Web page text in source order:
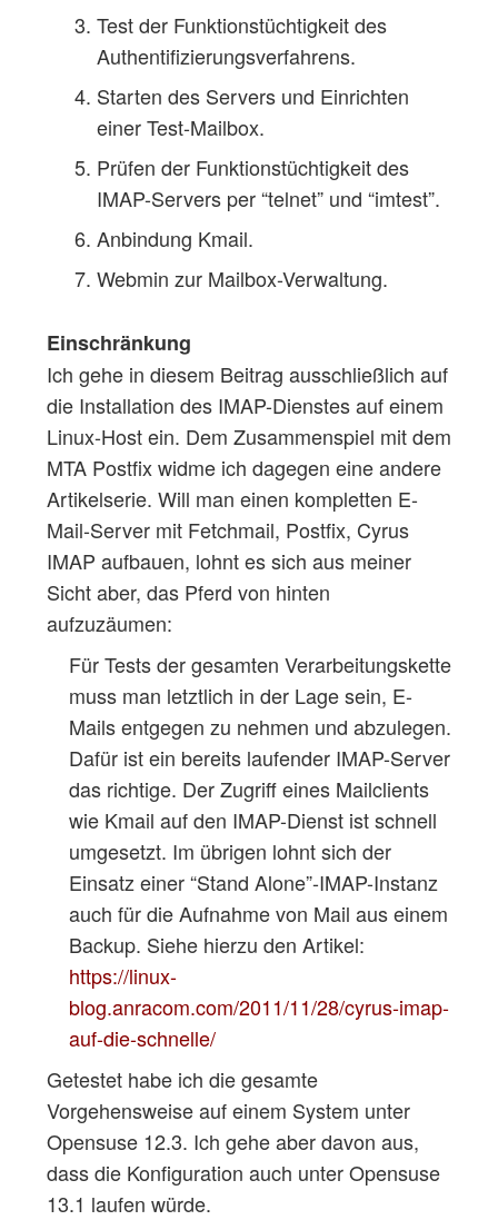
Test der Funktionstüchtigkeit des
Authentifizierungsverfahrens.
Starten des Servers und Einrichten
einer Test-Mailbox.
Prüfen der Funktionstüchtigkeit des
IMAP-Servers per “telnet” und “imtest”.
Anbindung Kmail.
Webmin zur Mailbox-Verwaltung.
Einschränkung
Ich gehe in diesem Beitrag ausschließlich auf
die Installation des IMAP-Dienstes auf einem
Linux-Host ein. Dem Zusammenspiel mit dem
MTA Postfix widme ich dagegen eine andere
Artikelserie. Will man einen kompletten E-
Mail-Server mit Fetchmail, Postfix, Cyrus
IMAP aufbauen, lohnt es sich aus meiner
Sicht aber, das Pferd von hinten
aufzuzäumen:
Für Tests der gesamten Verarbeitungskette
muss man letztlich in der Lage sein, E-
Mails entgegen zu nehmen und abzulegen.
Dafür ist ein bereits laufender IMAP-Server
das richtige. Der Zugriff eines Mailclients
wie Kmail auf den IMAP-Dienst ist schnell
umgesetzt. Im übrigen lohnt sich der
Einsatz einer “Stand Alone”-IMAP-Instanz
auch für die Aufnahme von Mail aus einem
Backup. Siehe hierzu den Artikel:
https://linux-
blog.anracom.com/2011/11/28/cyrus-imap-
auf-die-schnelle/
Getestet habe ich die gesamte
Vorgehensweise auf einem System unter
Opensuse 12.3. Ich gehe aber davon aus,
dass die Konfiguration auch unter Opensuse
13.1 laufen würde.